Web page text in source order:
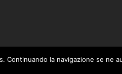
finanziaria indipendente -Tutti i diritti
Continuando la navigazione se ne